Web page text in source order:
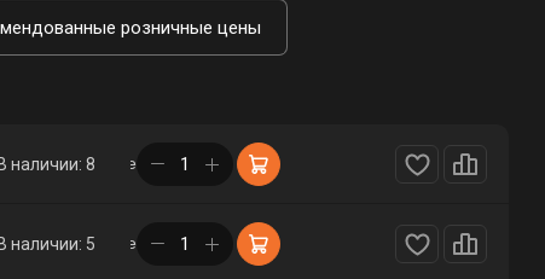
розничные цены
наличии: 8в корзине
наличии: 5в корзине